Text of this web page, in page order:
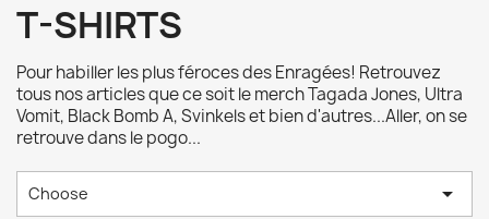
T-SHIRTS
Pour habiller les plus féroces des Enragées! Retrouvez
tous nos articles que ce soit le merch Tagada Jones, Ultra
Vomit, Black Bomb A, Svinkels et bien d'autres...Aller, on se
retrouve dans le pogo...
Choose 